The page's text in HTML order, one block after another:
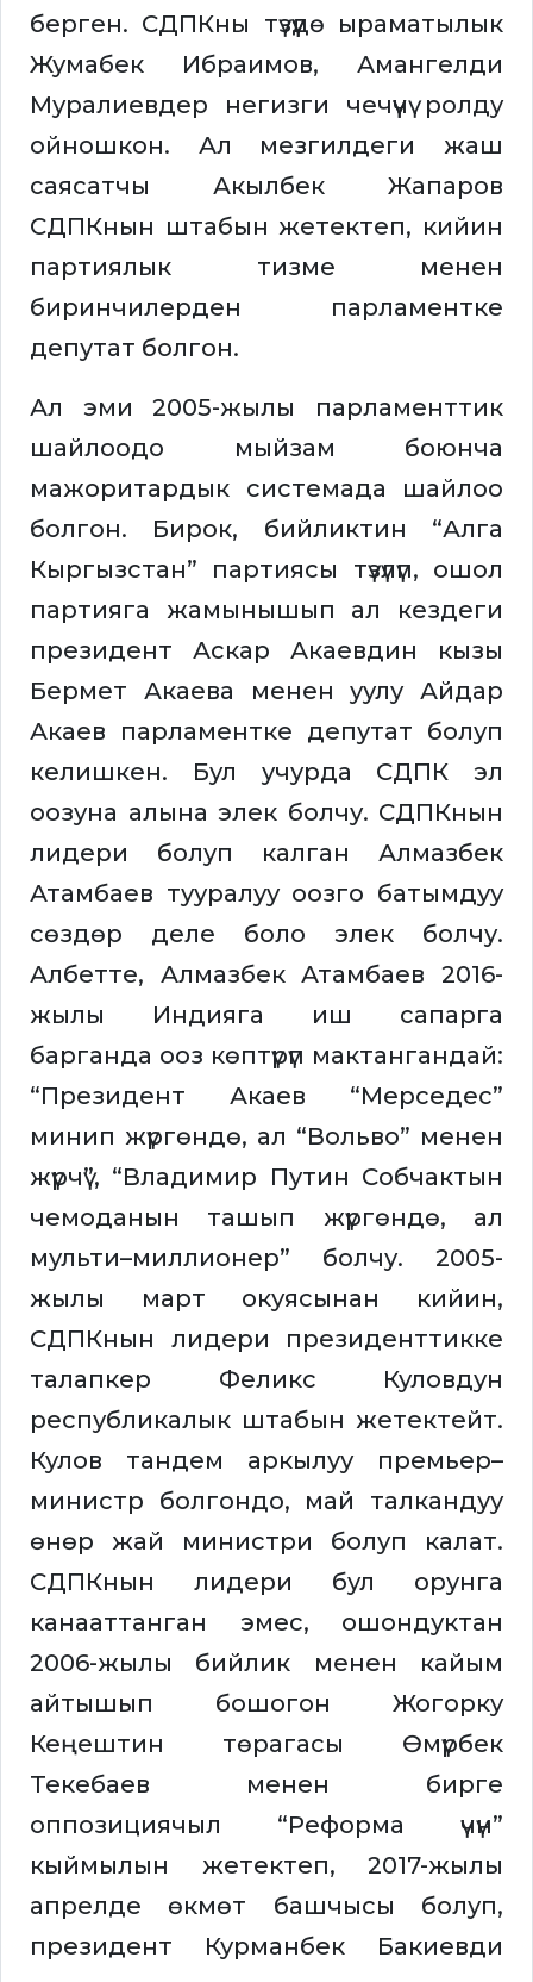
берген. СДПКны түзүүдө ыраматылык
Жумабек Ибраимов, Амангелди
Муралиевдер негизги чечүүчү ролду
ойношкон. Ал мезгилдеги жаш
саясатчы Акылбек Жапаров
СДПКнын штабын жетектеп, кийин
партиялык тизме менен
биринчилерден парламентке
депутат болгон.
Ал эми 2005-жылы парламенттик
шайлоодо мыйзам боюнча
мажоритардык системада шайлоо
болгон. Бирок, бийликтин “Алга
Кыргызстан” партиясы түзүлүп, ошол
партияга жамынышып ал кездеги
президент Аскар Акаевдин кызы
Бермет Акаева менен уулу Айдар
Акаев парламентке депутат болуп
келишкен. Бул учурда СДПК эл
оозуна алына элек болчу. СДПКнын
лидери болуп калган Алмазбек
Атамбаев тууралуу оозго батымдуу
сөздөр деле боло элек болчу.
Албетте, Алмазбек Атамбаев 2016-
жылы Индияга иш сапарга
барганда ооз көптүрүп мактангандай:
“Президент Акаев “Мерседес”
минип жүргөндө, ал “Вольво” менен
жүрчү”, “Владимир Путин Собчактын
чемоданын ташып жүргөндө, ал
мульти–миллионер” болчу. 2005-
жылы март окуясынан кийин,
СДПКнын лидери президенттикке
талапкер Феликс Куловдун
республикалык штабын жетектейт.
Кулов тандем аркылуу премьер–
министр болгондо, май талкандуу
өнөр жай министри болуп калат.
СДПКнын лидери бул орунга
канааттанган эмес, ошондуктан
2006-жылы бийлик менен кайым
айтышып бошогон Жогорку
Кеңештин төрагасы Өмүрбек
Текебаев менен бирге
оппозициячыл “Реформа үчүн”
кыймылын жетектеп, 2017-жылы
апрелде өкмөт башчысы болуп,
президент Курманбек Бакиевди